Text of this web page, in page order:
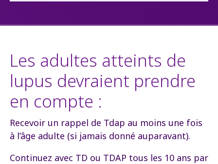
Les adultes atteints de
lupus devraient prendre
en compte :
Recevoir un rappel de Tdap au moins une fois
à l’âge adulte (si jamais donné auparavant).
Continuez avec TD ou TDAP tous les 10 ans par